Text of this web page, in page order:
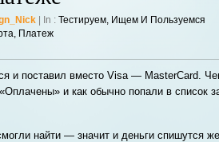
| In : Тестируем, Ищем И Пользуемся
, Платеж
и поставил вместо Visa — MasterCard.
и как обычно попали в список
найти — значит и деньги спишутся